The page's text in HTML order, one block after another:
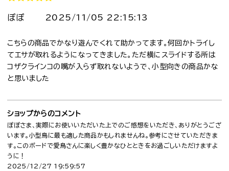
ぽぽ 2025/11/05 22:15:13
こちらの商品でかなり遊んでくれて助かってます。何回かトライし
てエサが取れるようになってきました。ただ横にスライドする所は
コザクラインコの嘴が入らず取れないようで、小型向きの商品かな
と思いました
ショップからのコメント
ぽぽさま、実際にお使いいただいた上でのご感想をいただき、ありがとうござ
います。小型鳥に最も適した商品かもしれませんね。参考にさせていただきま
す。このボードで愛鳥さんに楽しく豊かなひとときをお過ごしいただけますよ
うに！
2025/12/27 19:59:57